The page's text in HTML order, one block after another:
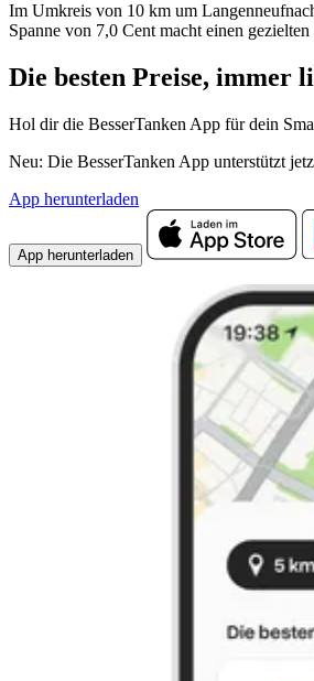
Im Umkreis von 10 km um
Spanne von 7,0 Cent macht einen
Die besten Preise, immer
Hol dir die BesserTanken App für dein
Neu: Die BesserTanken App unterstützt
App herunterladen
App herunterladen